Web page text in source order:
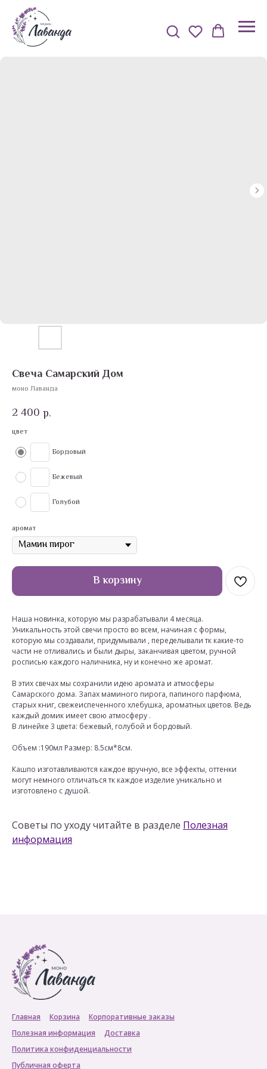
Свеча Самарский Дом
моно Лаванда
2 400 р.
цвет
Бордовый
Бежевый
Голубой
аромат
В корзину
Наша новинка, которую мы разрабатывали 4 месяца.
Уникальность этой свечи просто во всем, начиная с формы,
которую мы создавали, придумывали , переделывали тк какие-то
части не отливались и были дыры, заканчивая цветом, ручной
росписью каждого наличника, ну и конечно же аромат.
В этих свечах мы сохранили идею аромата и атмосферы
Самарского дома. Запах маминого пирога, папиного парфюма,
старых книг, свежеиспеченного хлебушка, ароматных цветов. Ведь
каждый домик имеет свою атмосферу .
В линейке 3 цвета: бежевый, голубой и бордовый.
Объем :190мл Размер: 8.5см*8см.
Кашпо изготавливаются каждое вручную, все эффекты, оттенки
могут немного отличаться тк каждое изделие уникально и
изготовлено с душой.
Советы по уходу читайте в разделе Полезная
информация
Главная Корзина
Корпоративные заказы
Полезная информация
Доставка
Политика конфиденциальности
Публичная оферта